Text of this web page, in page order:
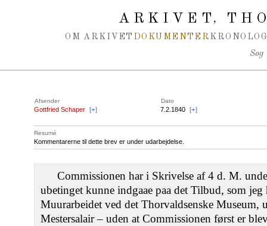
ARKIVET,
OM ARKIVET DOKUMENTER
Søg
Afsender Dato
Gottfried Schaper [+] 7.2.1840 [+]
Resumé
Kommentarerne til dette brev er under udarbejdelse.
Commissionen har i Skrivelse af 4 d. M.
ubetinget kunne indgaae paa det Tilbud, som
Muurarbeidet ved det Thorvaldsenske Museum,
Mestersalair – uden at Commissionen først er